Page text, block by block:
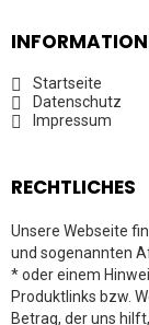
Startseite
Datenschutz
Impressum
RECHTLICHES
Unsere Webseite
und sogenannten
* oder einem
Produktlinks bzw.
Betrag, der uns